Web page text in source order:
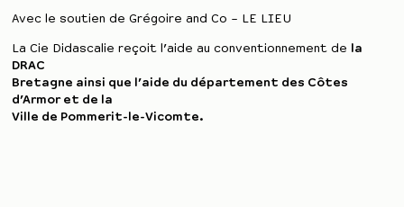
Avec le soutien de Grégoire and Co – LE LIEU
La Cie Didascalie reçoit l’aide au conventionnement de la
DRAC
Bretagne ainsi que l’aide du département des Côtes
d’Armor et de la
Ville de Pommerit-le-Vicomte.